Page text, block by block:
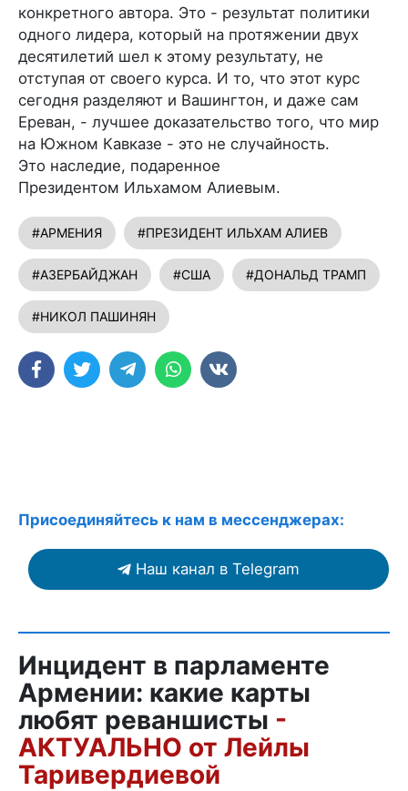
конкретного автора. Это - результат политики
одного лидера, который на протяжении двух
десятилетий шел к этому результату, не
отступая от своего курса. И то, что этот курс
сегодня разделяют и Вашингтон, и даже сам
Ереван, - лучшее доказательство того, что мир
на Южном Кавказе - это не случайность.
Это наследие, подаренное
Президентом Ильхамом Алиевым.
#АРМЕНИЯ #ПРЕЗИДЕНТ ИЛЬХАМ АЛИЕВ
#АЗЕРБАЙДЖАН #США #ДОНАЛЬД ТРАМП
#НИКОЛ ПАШИНЯН
Присоединяйтесь к нам в мессенджерах:
Наш канал в Telegram
Инцидент в парламенте
Армении: какие карты
любят реваншисты -
АКТУАЛЬНО от Лейлы
Таривердиевой